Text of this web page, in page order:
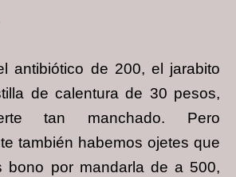
antibiótico de 200, el jarabito
de calentura de 30 pesos,
tan manchado. Pero
también habemos ojetes que
bono por mandarla de a 500,